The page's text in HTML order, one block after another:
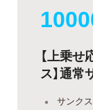
【上乗せ
ス】通
サンクス